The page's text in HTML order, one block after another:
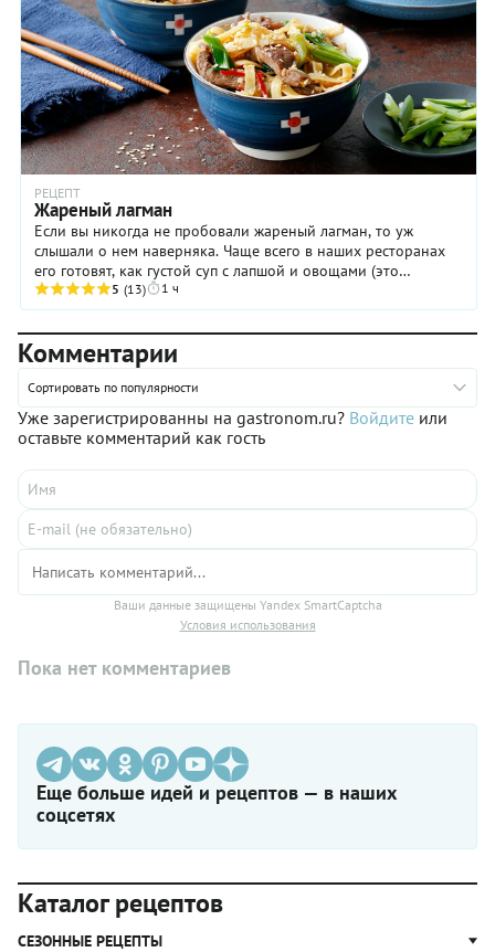
РЕЦЕПТ
Жареный лагман
Если вы никогда не пробовали жареный лагман, то уж
слышали о нем наверняка. Чаще всего в наших ресторанах
его готовят, как густой суп с лапшой и овощами (это
узбекская версия). Но практически всегда ...
5 (13) 1 ч
Комментарии
Сортировать по популярности
Уже зарегистрированны на gastronom.ru? Войдите или
оставьте комментарий как гость
Ваши данные защищены Yandex SmartCaptcha
Условия использования
Пока нет комментариев
Еще больше идей и рецептов — в наших
соцсетях
Каталог рецептов
СЕЗОННЫЕ РЕЦЕПТЫ